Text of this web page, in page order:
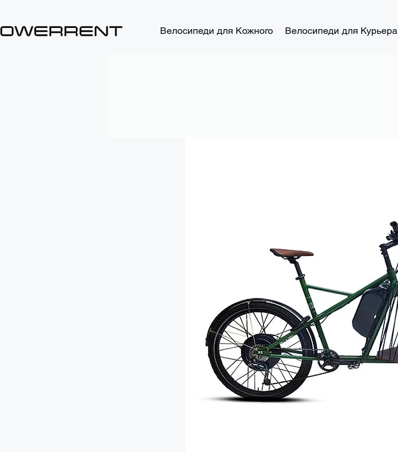
Велосипеди для Кожного Велосипеди для Курьера